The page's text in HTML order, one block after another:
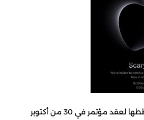
أعلنت ابل عن خططها لعقد مؤتمر في 30 من أكتوبر